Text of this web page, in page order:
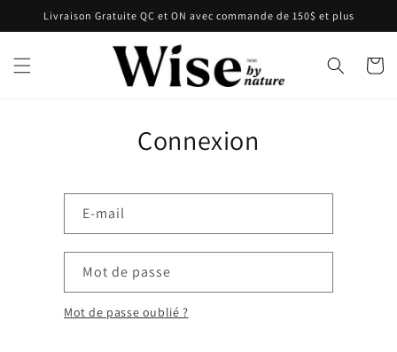
et passer
au
Livraison Gratuite QC et ON avec commande de 150$ et plus
Panier
Connexion
E-mail
Mot de passe
Mot de passe oublié ?